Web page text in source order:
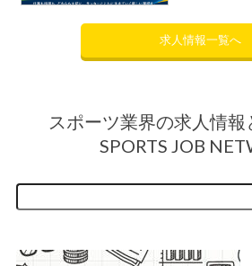
求人情報一覧へ
スポーツ業界の求人情報
SPORTS JOB